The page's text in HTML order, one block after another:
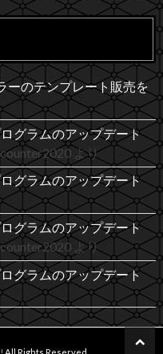
ーのテンプレート販売を
グラムのアップデート
より
グラムのアップデート
グラムのアップデート
より
グラムのアップデート
.All Rights Reserved.